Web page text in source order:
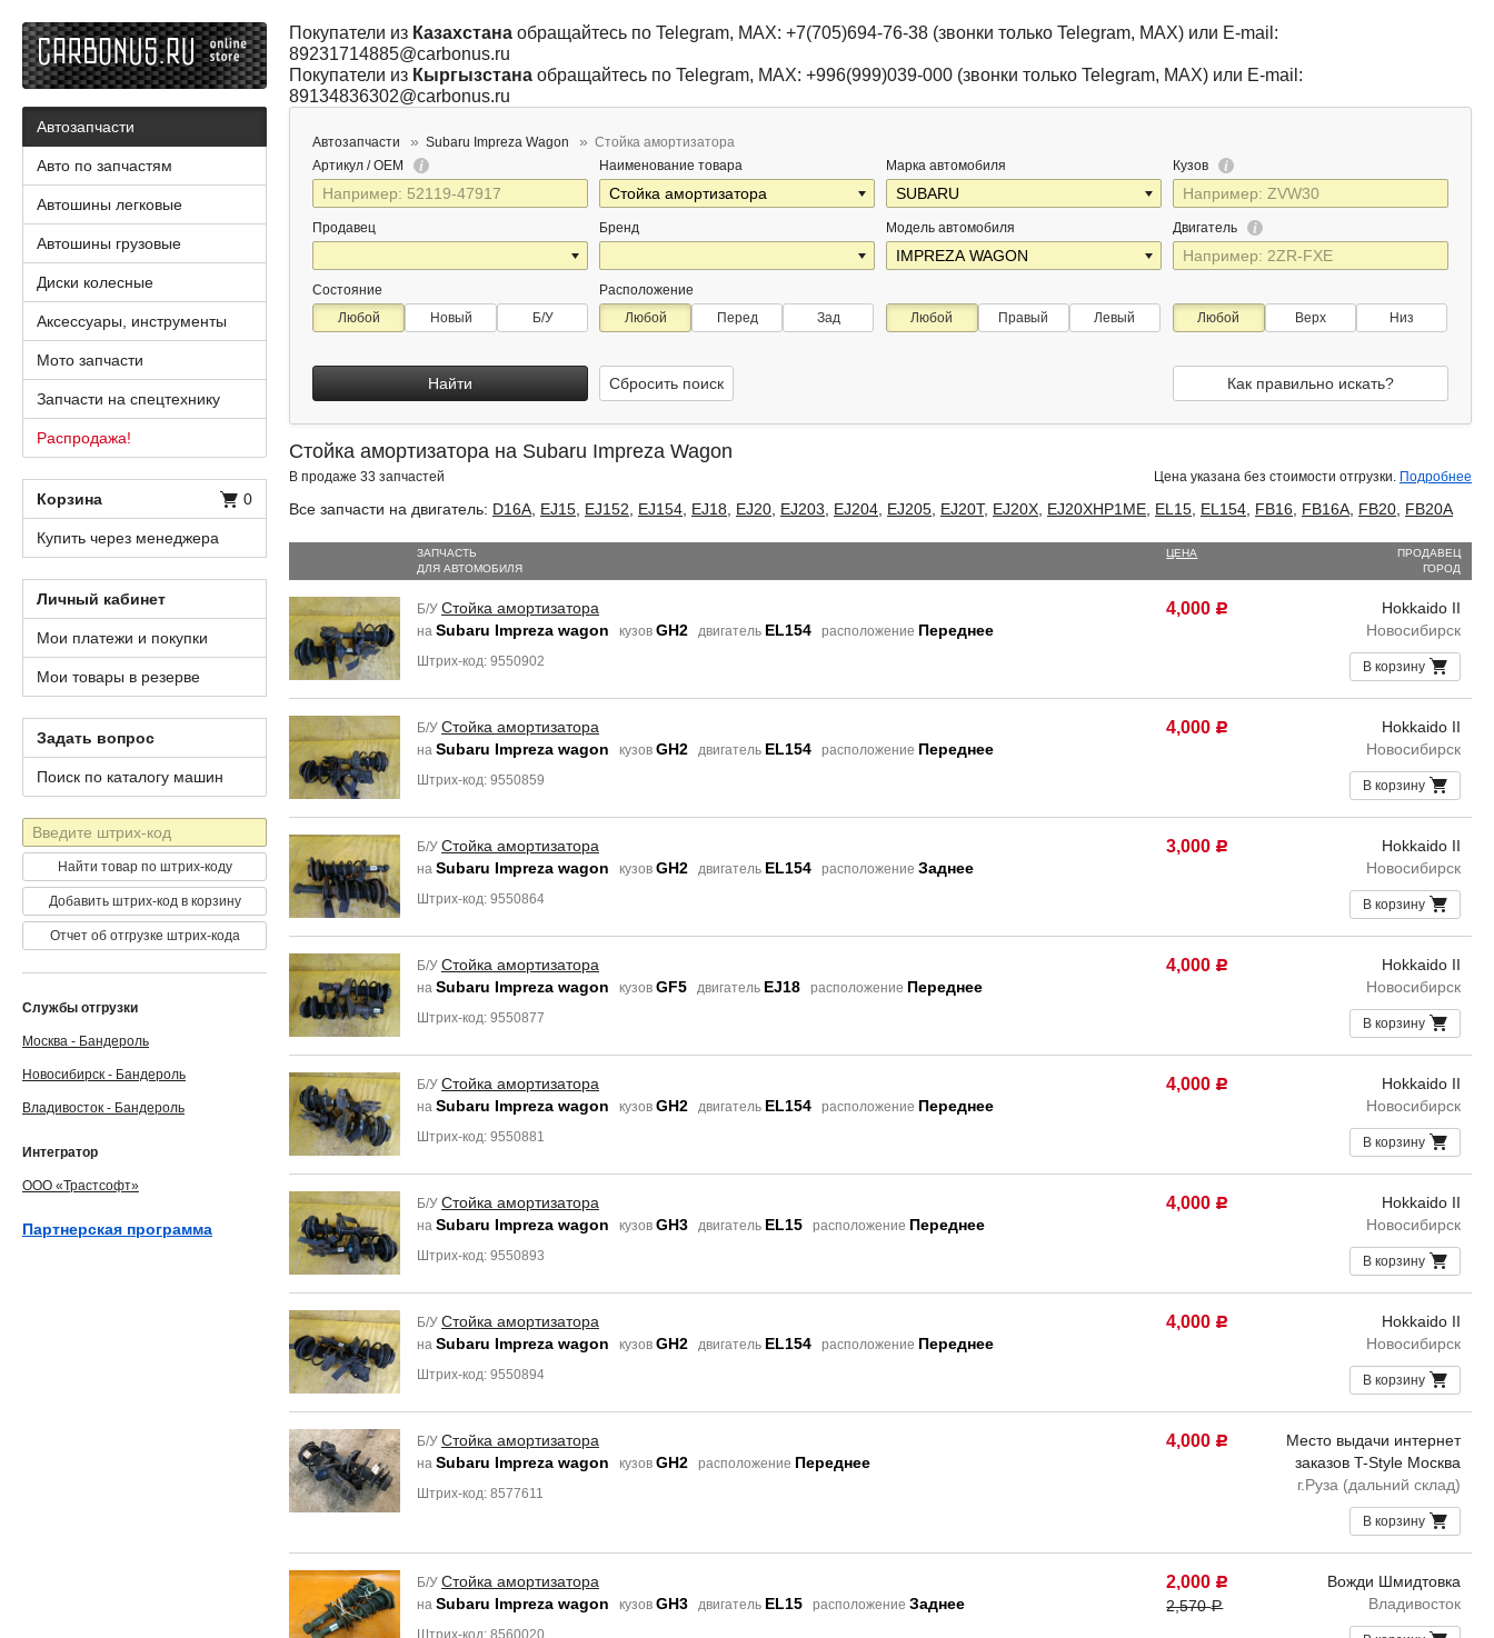
Покупатели из Казахстана обращайтесь по Telegram, MAX: +7(705)694-76-38 (звонки только Telegram, MAX) или E-mail:
89231714885@carbonus.ru
Покупатели из Кыргызстана обращайтесь по Telegram, MAX: +996(999)039-000 (звонки только Telegram, MAX) или E-mail:
89134836302@carbonus.ru
Автозапчасти Subaru Impreza Wagon
Стойка амортизатора
Артикул / OEM
Продавец
Наименование товара
Бренд
Марка автомобиля
Модель автомобиля
Кузов
Двигатель
Состояние
Любой
Новый Б/У
Расположение
Любой
Перед Зад Любой Правый Левый Любой Верх Низ
Найти Сбросить поиск Как правильно искать?
Стойка амортизатора на Subaru Impreza Wagon
В продаже 33 запчастей Цена указана без стоимости отгрузки. Подробнее
Все запчасти на двигатель: D16A EJ15 EJ152 EJ154 EJ18 EJ20 EJ203 EJ204 EJ205 EJ20T, EJ20X EJ20XHP1ME EL15 EL154 FB16 FB16A FB20 FB20A
ЗАПЧАСТЬ
ДЛЯ АВТОМОБИЛЯ
ЦЕНА
ПРОДАВЕЦ
ГОРОД
Б/У Стойка амортизатора
на Subaru Impreza wagon кузов GH2 двигатель EL154 расположение Переднее
Штрих-код: 9550902
4,000 Р
Hokkaido II
Новосибирск
В корзину
Б/У Стойка амортизатора
на Subaru Impreza wagon кузов GH2 двигатель EL154 расположение Переднее
Штрих-код: 9550859
4,000 Р
Hokkaido II
Новосибирск
В корзину
Б/У Стойка амортизатора
на Subaru Impreza wagon кузов GH2 двигатель EL154 расположение Заднее
Штрих-код: 9550864
3,000 Р
Hokkaido II
Новосибирск
В корзину
Б/У Стойка амортизатора
на Subaru Impreza wagon кузов GF5 двигатель EJ18 расположение Переднее
Штрих-код: 9550877
4,000 Р
Hokkaido II
Новосибирск
В корзину
Б/У Стойка амортизатора
на Subaru Impreza wagon кузов GH2 двигатель EL154 расположение Переднее
Штрих-код: 9550881
4,000 Р
Hokkaido II
Новосибирск
В корзину
Б/У Стойка амортизатора
на Subaru Impreza wagon кузов GH3 двигатель EL15 расположение Переднее
Штрих-код: 9550893
4,000 Р
Hokkaido II
Новосибирск
В корзину
Б/У Стойка амортизатора
на Subaru Impreza wagon кузов GH2 двигатель EL154 расположение Переднее
Штрих-код: 9550894
4,000 Р
Hokkaido II
Новосибирск
В корзину
Б/У Стойка амортизатора
на Subaru Impreza wagon кузов GH2 расположение Переднее
Штрих-код: 8577611
4,000 Р
Место выдачи интернет
заказов T-Style Москва
г.Руза (дальний склад)
В корзину
Б/У Стойка амортизатора
на Subaru Impreza wagon кузов GH3 двигатель EL15 расположение Заднее
Штрих-код: 8560020
2,000 Р
2,570Р
Вожди Шмидтовка
Владивосток
Автозапчасти
Авто по запчастям
Автошины легковые
Автошины грузовые
Диски колесные
Аксессуары, инструменты
Мото запчасти
Запчасти на спецтехнику
Распродажа!
Корзина 0
Купить через менеджера
Личный кабинет
Мои платежи и покупки
Мои товары в резерве
Задать вопрос
Поиск по каталогу машин
Штрих-
код
Найти товар по штрих-коду
Добавить штрих-код в корзину
Отчет об отгрузке штрих-кода
Службы отгрузки
Москва - Бандероль
Новосибирск - Бандероль
Владивосток - Бандероль
Интегратор
ООО «Трастсофт»
Партнерская программа